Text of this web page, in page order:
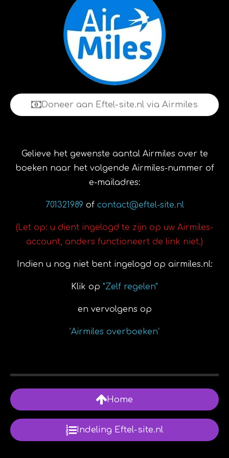
Doneer aan Eftel-site.nl via Airmiles
Gelieve het gewenste aantal Airmiles over te
boeken naar het volgende Airmiles-nummer of
e-mailadres:
701321989 ofcontact@eftel-site.nl
(Let op: u dient ingelogd te zijn op uw Airmiles-
account, anders functioneert de link niet.)
Indien u nog niet bent ingelogd op airmiles.nl:
Klik op "Zelf regelen"
en vervolgens op
"Airmiles overboeken"
Home
Indeling Eftel-site.nl